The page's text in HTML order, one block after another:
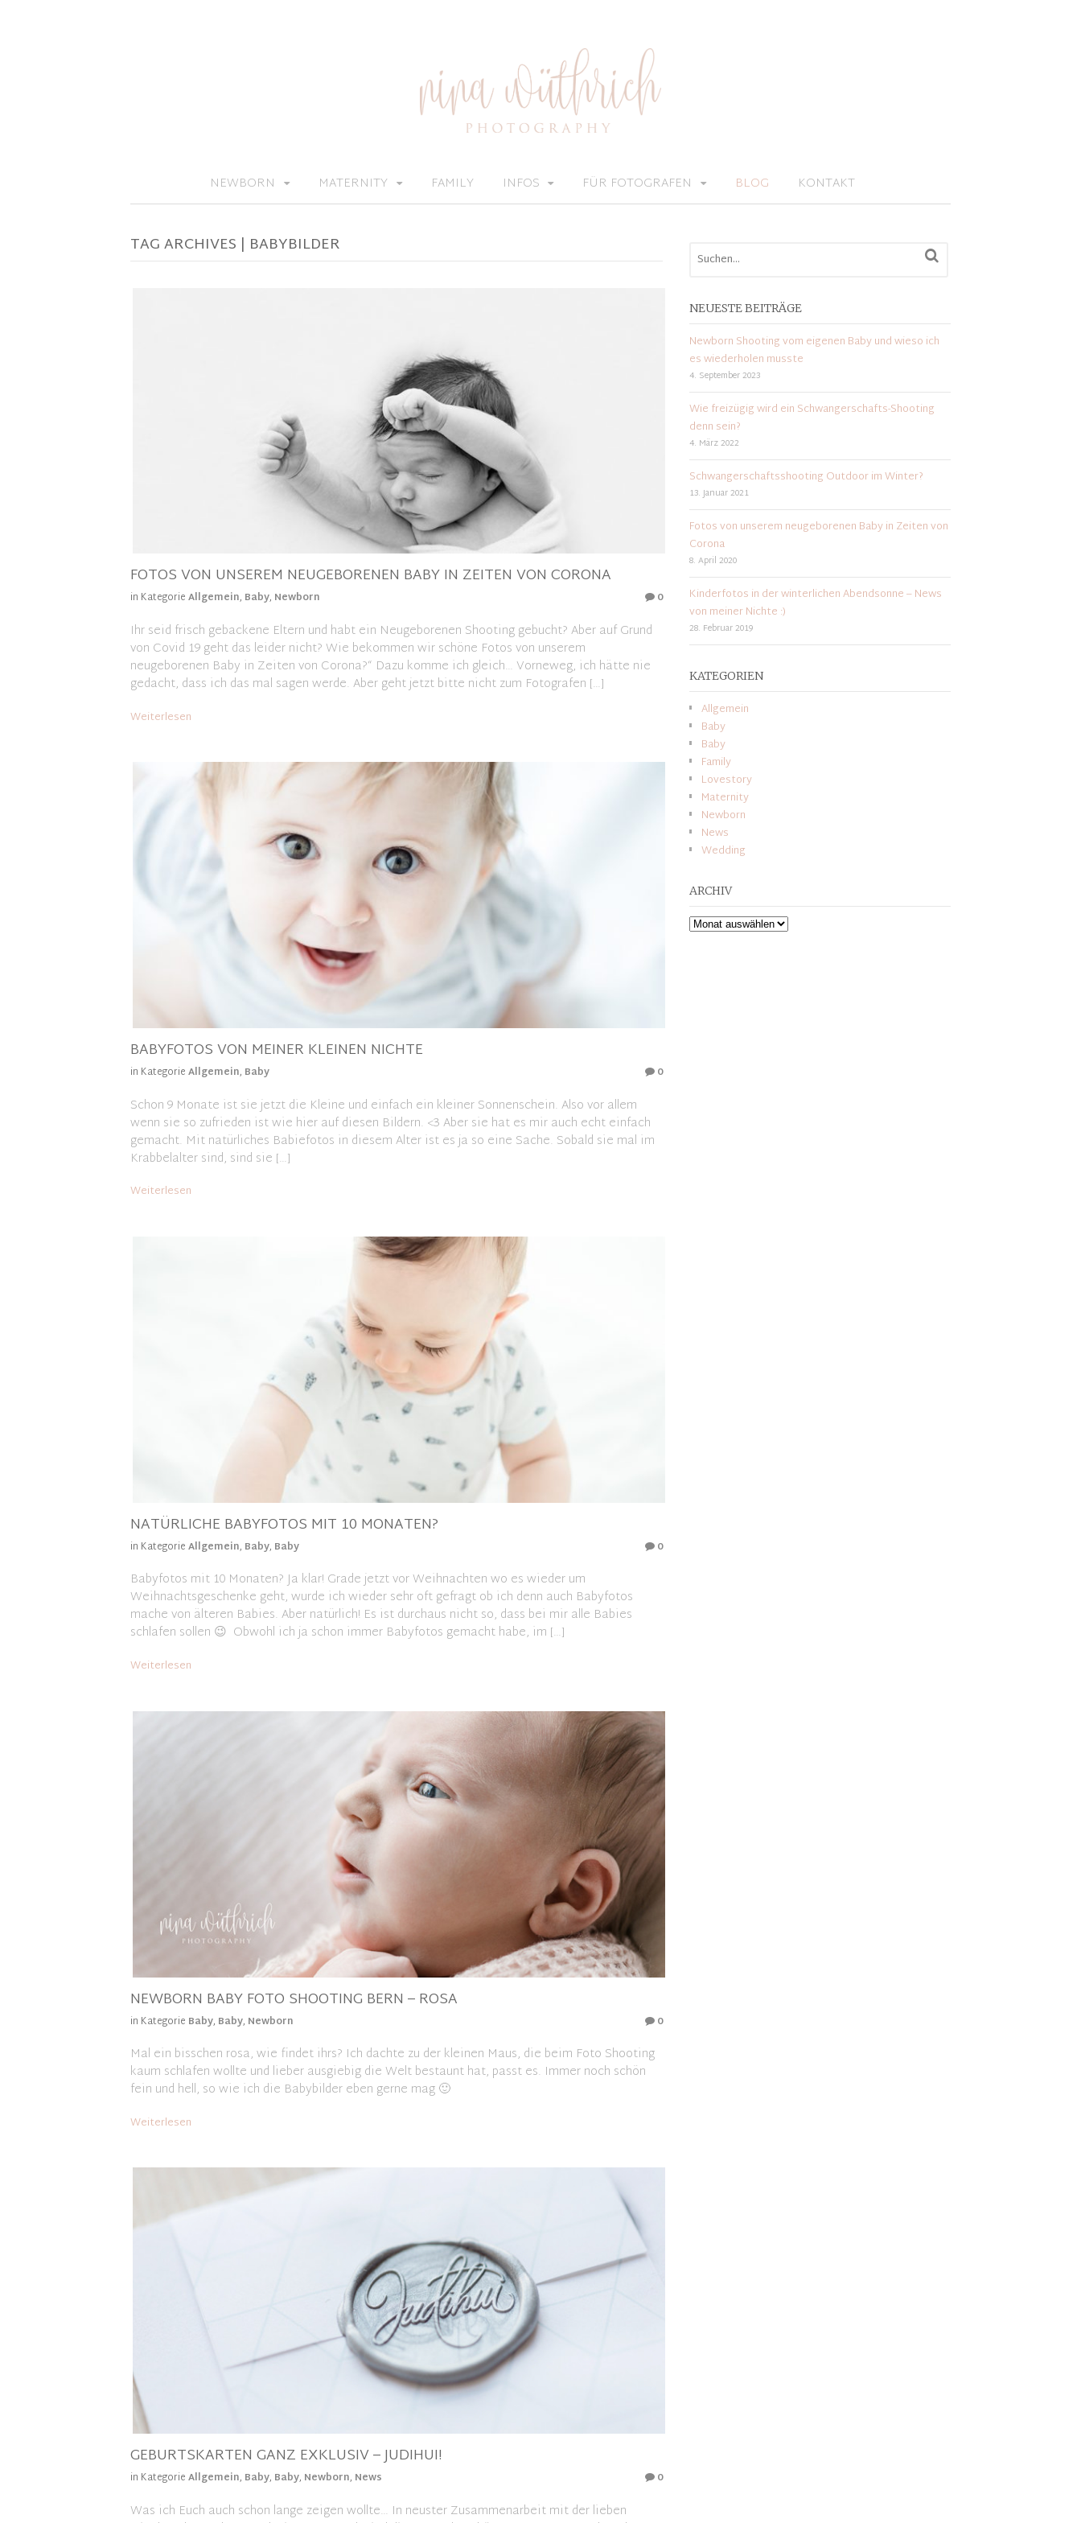
NEWBORN MATERNITY FAMILY INFOS FÜR FOTOGRAFEN BLOG KONTAKT
TAG ARCHIVES | BABYBILDER
FOTOS VON UNSEREM NEUGEBORENEN BABY IN ZEITEN VON CORONA
in KategorieAllgemein, Baby, Newborn 0
Ihr seid frisch gebackene Eltern und habt ein Neugeborenen Shooting gebucht? Aber auf Grund
von Covid 19 geht das leider nicht? Wie bekommen wir schöne Fotos von unserem
neugeborenen Baby in Zeiten von Corona?“ Dazu komme ich gleich… Vorneweg, ich hätte nie
gedacht, dass ich das mal sagen werde. Aber geht jetzt bitte nicht zum Fotografen […]
Weiterlesen
BABYFOTOS VON MEINER KLEINEN NICHTE
in KategorieAllgemein, Baby 0
Schon 9 Monate ist sie jetzt die Kleine und einfach ein kleiner Sonnenschein. Also vor allem
wenn sie so zufrieden ist wie hier auf diesen Bildern. <3 Aber sie hat es mir auch echt einfach
gemacht. Mit natürliches Babiefotos in diesem Alter ist es ja so eine Sache. Sobald sie mal im
Krabbelalter sind, sind sie […]
Weiterlesen
NATÜRLICHE BABYFOTOS MIT 10 MONATEN?
in KategorieAllgemein, Baby, Baby 0
Babyfotos mit 10 Monaten? Ja klar! Grade jetzt vor Weihnachten wo es wieder um
Weihnachtsgeschenke geht, wurde ich wieder sehr oft gefragt ob ich denn auch Babyfotos
mache von älteren Babies. Aber natürlich! Es ist durchaus nicht so, dass bei mir alle Babies
schlafen sollen 😉 Obwohl ich ja schon immer Babyfotos gemacht habe, im […]
Weiterlesen
NEWBORN BABY FOTO SHOOTING BERN – ROSA
in Kategorie Baby, Baby, Newborn 0
Mal ein bisschen rosa, wie findet ihrs? Ich dachte zu der kleinen Maus, die beim Foto Shooting
kaum schlafen wollte und lieber ausgiebig die Welt bestaunt hat, passt es. Immer noch schön
fein und hell, so wie ich die Babybilder eben gerne mag 🙂
Weiterlesen
GEBURTSKARTEN GANZ EXKLUSIV – JUDIHUI!
in KategorieAllgemein, Baby, Baby, Newborn, News 0
Was ich Euch auch schon lange zeigen wollte… In neuster Zusammenarbeit mit der lieben
NEUESTE BEITRÄGE
Newborn Shooting vom eigenen Baby und wieso ich
es wiederholen musste
4. September 2023
Wie freizügig wird ein Schwangerschafts-Shooting
denn sein?
4. März 2022
Schwangerschaftsshooting Outdoor im Winter?
13. Januar 2021
Fotos von unserem neugeborenen Baby in Zeiten von
Corona
8. April 2020
Kinderfotos in der winterlichen Abendsonne – News
von meiner Nichte :)
28. Februar 2019
KATEGORIEN
Allgemein
Baby
Baby
Family
Lovestory
Maternity
Newborn
News
Wedding
ARCHIV
Archiv